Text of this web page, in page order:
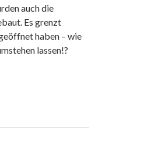
auch die
Es grenzt
haben – wie
lassen!?